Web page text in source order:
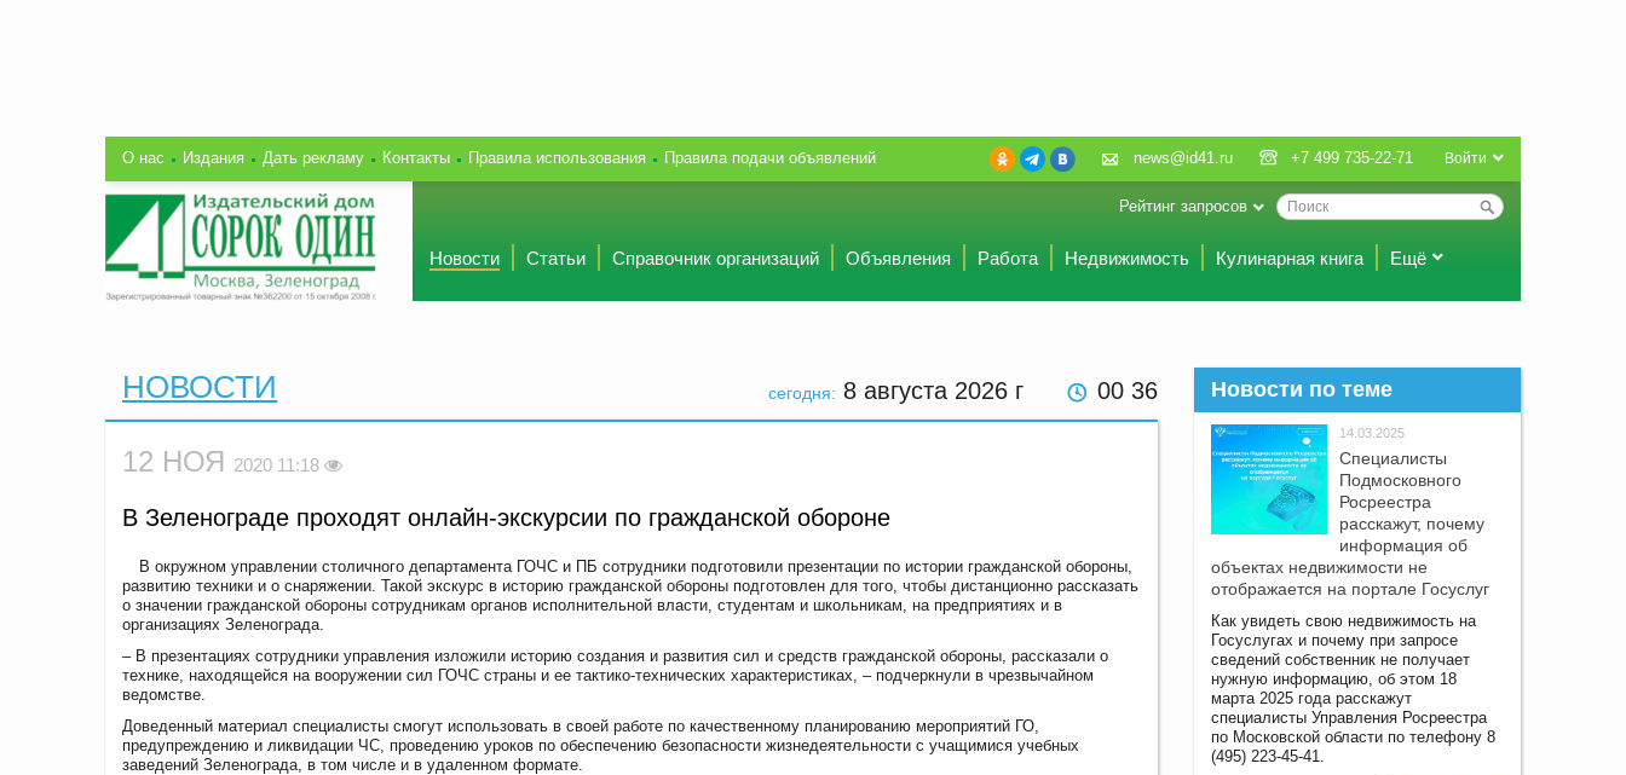
О нас Издания Дать рекламу Контакты Правила использования Правила подачи объявлений Войти
news@id41.ru +7 499 735-22-71
Рейтинг запросов
Новости Статьи Справочник организаций Объявления Работа Недвижимость Кулинарная книга Ещё
сегодня: 8 августа 2026 г 00 36
НОВОСТИ
12 НОЯ 2020 11:18
В Зеленограде проходят онлайн-экскурсии по гражданской обороне
В окружном управлении столичного департамента ГОЧС и ПБ сотрудники подготовили презентации по истории гражданской обороны,
развитию техники и о снаряжении. Такой экскурс в историю гражданской обороны подготовлен для того, чтобы дистанционно рассказать
о значении гражданской обороны сотрудникам органов исполнительной власти, студентам и школьникам, на предприятиях и в
организациях Зеленограда.
– В презентациях сотрудники управления изложили историю создания и развития сил и средств гражданской обороны, рассказали о
технике, находящейся на вооружении сил ГОЧС страны и ее тактико-технических характеристиках, – подчеркнули в чрезвычайном
ведомстве.
Доведенный материал специалисты смогут использовать в своей работе по качественному планированию мероприятий ГО,
предупреждению и ликвидации ЧС, проведению уроков по обеспечению безопасности жизнедеятельности с учащимися учебных
заведений Зеленограда, в том числе и в удаленном формате.
Новости по теме
14.03.2025
Специалисты
Подмосковного
Росреестра
расскажут, почему
информация об
объектах недвижимости не
отображается на портале Госуслуг
Как увидеть свою недвижимость на
Госуслугах и почему при запросе
сведений собственник не получает
нужную информацию, об этом 18
марта 2025 года расскажут
специалисты Управления Росреестра
по Московской области по телефону 8
(495) 223-45-41.